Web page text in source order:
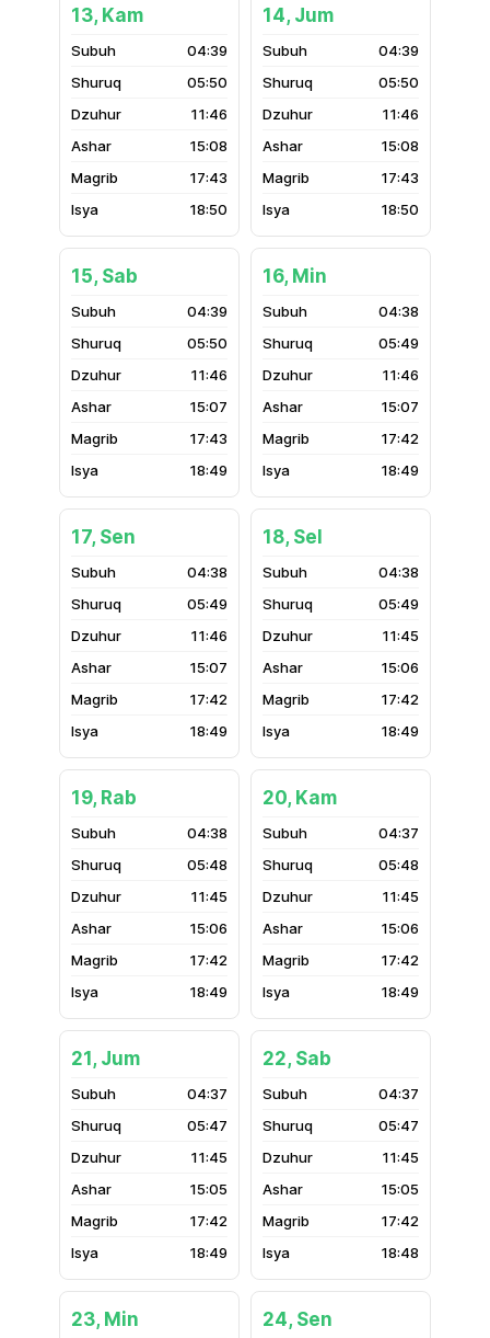
13, Kam
04:39
05:50
11:46
15:08
17:43
18:50
14, Jum
04:39
05:50
11:46
15:08
17:43
18:50
15, Sab
04:39
05:50
11:46
15:07
17:43
18:49
16, Min
04:38
05:49
11:46
15:07
17:42
18:49
17, Sen
04:38
05:49
11:46
15:07
17:42
18:49
18, Sel
04:38
05:49
11:45
15:06
17:42
18:49
19, Rab
04:38
05:48
11:45
15:06
17:42
18:49
20, Kam
04:37
05:48
11:45
15:06
17:42
18:49
21, Jum
04:37
05:47
11:45
15:05
17:42
18:49
22, Sab
04:37
05:47
11:45
15:05
17:42
18:48
23, Min 24, Sen